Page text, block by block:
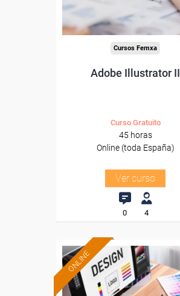
-Información, Comunicación
y Artes Gráficas.
Cursos Femxa
Adobe Illustrator II
Curso Gratuito
45 horas
Online (toda España)
Ver curso
0 4
ONLINE
Formación 100%
subvencionada.